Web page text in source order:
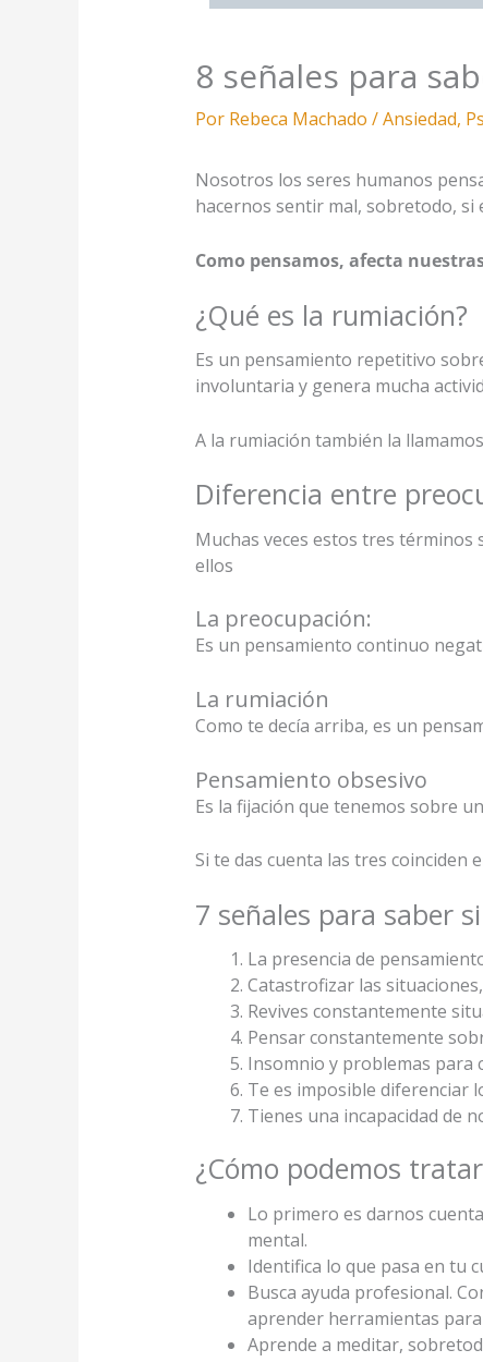
8 señales para
Por Rebeca Machado /Ansiedad,
Nosotros los seres humanos
hacernos sentir mal, sobretodo, si
Como pensamos, afecta
¿Qué es la rumiación?
Es un pensamiento repetitivo
involuntaria y genera mucha
A la rumiación también la
Diferencia entre
Muchas veces estos tres
ellos
La preocupación:
Es un pensamiento continuo
La rumiación
Como te decía arriba, es un
Pensamiento obsesivo
Es la fijación que tenemos sobre
Si te das cuenta las tres coinciden
7 señales para saber
La presencia de
Catastrofizar las
Revives constantemente
Pensar constantemente
Insomnio y problemas para
Te es imposible diferenciar
Tienes una incapacidad de
¿Cómo podemos
Lo primero es darnos
mental.
Identifica lo que pasa en tu
Busca ayuda profesional.
aprender herramientas
Aprende a meditar,